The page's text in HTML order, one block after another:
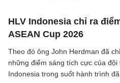
HLV Indonesia chỉ ra
ASEAN Cup 2026
Theo đó ông John Herdman đã
những điểm sáng tích cực của đội
Indonesia trong suốt hành trình